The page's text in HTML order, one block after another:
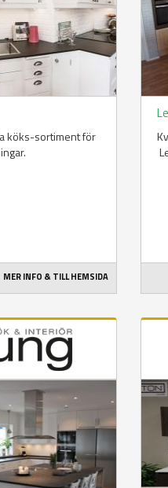
köks-sortiment för
MER INFO & TILL HEMSIDA